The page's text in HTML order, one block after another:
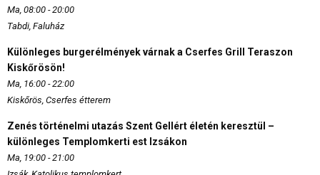
Ma, 08:00 - 20:00
Tabdi, Faluház
Különleges burgerélmények várnak a Cserfes Grill Teraszon
Kiskőrösön!
Ma, 16:00 - 22:00
Kiskőrös, Cserfes étterem
Zenés történelmi utazás Szent Gellért életén keresztül –
különleges Templomkerti est Izsákon
Ma, 19:00 - 21:00